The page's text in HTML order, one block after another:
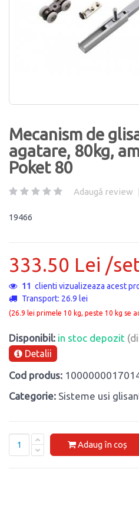
Mecanism de
agatare, 80kg,
Poket 80
Adaugă review
19466
333.50 Lei /
11 clienti vizualizeaza acest
Transport: 26.9 lei
(26.9 lei primele 10 kg, peste 10 kg se
Disponibil: in stoc depozit
Detalii
Cod produs:
Categorie: Sisteme usi
Adaug în coș